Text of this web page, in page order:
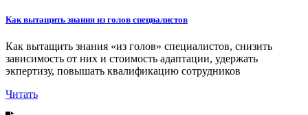
Как вытащить знания из голов специалистов
Как вытащить знания «из голов» специалистов, снизить
зависимость от них и стоимость адаптации, удержать
экпертизу, повышать квалификацию сотрудников
Читать